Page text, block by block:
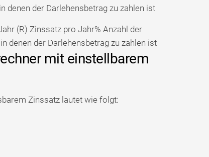
denen der Darlehensbetrag zu zahlen ist
(R) Zinssatz pro Jahr% Anzahl der
denen der Darlehensbetrag zu zahlen ist
mit einstellbarem
Zinssatz lautet wie folgt: